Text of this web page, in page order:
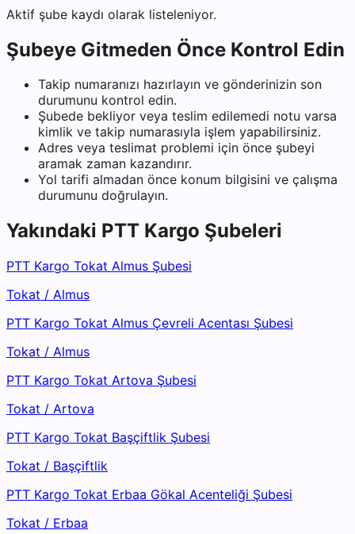
Aktif şube kaydı olarak listeleniyor.
Şubeye Gitmeden Önce Kontrol Edin
Takip numaranızı hazırlayın ve gönderinizin son
durumunu kontrol edin.
Şubede bekliyor veya teslim edilemedi notu varsa
kimlik ve takip numarasıyla işlem yapabilirsiniz.
Adres veya teslimat problemi için önce şubeyi
aramak zaman kazandırır.
Yol tarifi almadan önce konum bilgisini ve çalışma
durumunu doğrulayın.
Yakındaki PTT Kargo Şubeleri
PTT Kargo Tokat Almus Şubesi
Tokat / Almus
PTT Kargo Tokat Almus Çevreli Acentası Şubesi
Tokat / Almus
PTT Kargo Tokat Artova Şubesi
Tokat / Artova
PTT Kargo Tokat Başçiftlik Şubesi
Tokat / Başçiftlik
PTT Kargo Tokat Erbaa Gökal Acenteliği Şubesi
Tokat / Erbaa